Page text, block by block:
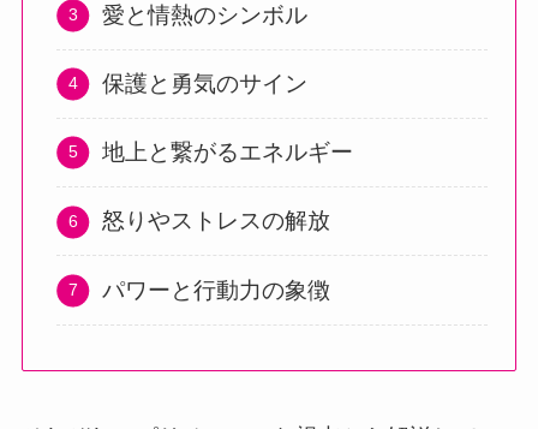
愛と情熱のシンボル
保護と勇気のサイン
地上と繋がるエネルギー
怒りやストレスの解放
パワーと行動力の象徴